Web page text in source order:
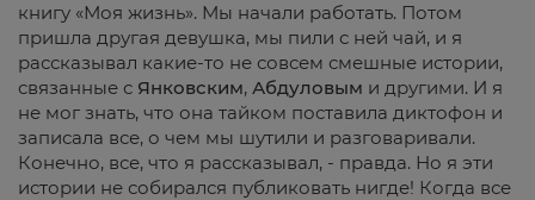
книгу «Моя жизнь». Мы начали работать. Потом
пришла другая девушка, мы пили с ней чай, и я
рассказывал какие-то не совсем смешные истории,
связанные с Янковским, Абдуловым и другими. И я
не мог знать, что она тайком поставила диктофон и
записала все, о чем мы шутили и разговаривали.
Конечно, все, что я рассказывал, - правда. Но я эти
истории не собирался публиковать нигде! Когда все